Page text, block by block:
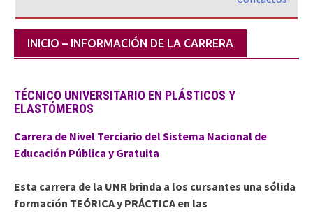
INICIO – INFORMACIÓN DE LA CARRERA
TÉCNICO UNIVERSITARIO EN PLÁSTICOS Y
ELASTÓMEROS
Carrera de Nivel Terciario delSistema Nacional de
Educación Pública y Gratuita
Esta carrera de la UNR brinda a los cursantes una sólida
formación TEÓRICA y PRÁCTICA en las